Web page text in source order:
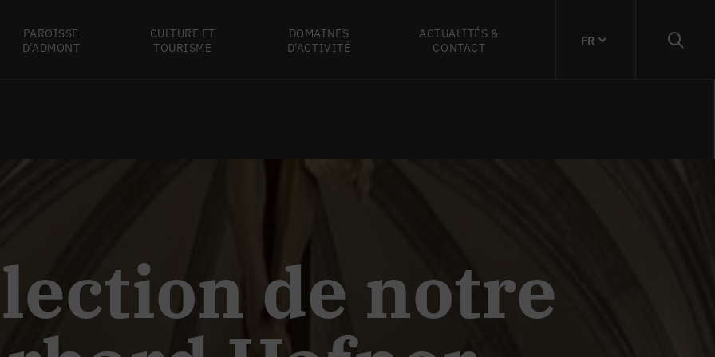
PAROISSE
D'ADMONT
CULTURE ET
TOURISME
DOMAINES
D'ACTIVITÉ
ACTUALITÉS &
CONTACT
FR
de notre